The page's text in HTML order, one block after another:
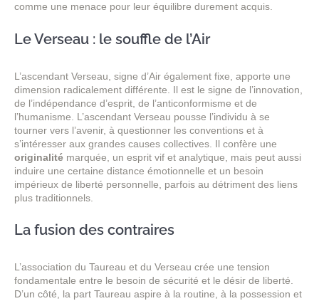
comme une menace pour leur équilibre durement acquis.
Le Verseau : le souffle de l’Air
L’ascendant Verseau, signe d’Air également fixe, apporte une
dimension radicalement différente. Il est le signe de l’innovation,
de l’indépendance d’esprit, de l’anticonformisme et de
l’humanisme. L’ascendant Verseau pousse l’individu à se
tourner vers l’avenir, à questionner les conventions et à
s’intéresser aux grandes causes collectives. Il confère une
originalité marquée, un esprit vif et analytique, mais peut aussi
induire une certaine distance émotionnelle et un besoin
impérieux de liberté personnelle, parfois au détriment des liens
plus traditionnels.
La fusion des contraires
L’association du Taureau et du Verseau crée une tension
fondamentale entre le besoin de sécurité et le désir de liberté.
D’un côté, la part Taureau aspire à la routine, à la possession et